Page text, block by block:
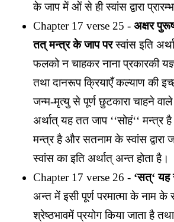
के जाप में ओं से ही स्वांस द्वारा
Chapter 17 verse 25 - अक्षर
तत् मन्त्र के जाप परस्वांस इति
फलको न चाहकर नाना प्रकारकी
तथा दानरूप क्रियाएँ कल्याण की
जन्म-मृत्यु से पूर्ण छुटकारा चाहने वाले
अर्थात् यह तत जाप ‘‘सोहं‘‘ मन्त्र
मन्त्र है और सतनाम के स्वांस द्वारा
स्वांस का इति अर्थात् अन्त होता है।
Chapter 17 verse 26 - ‘सत्‘ यह
अन्त में इसी पूर्ण परमात्मा के नाम
श्रेष्ठभावमें प्रयोग किया जाता है